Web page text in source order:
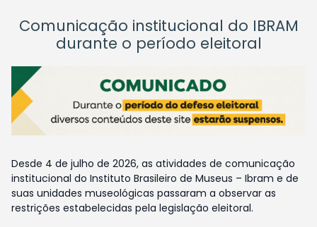
Comunicação institucional do IBRAM
durante o período eleitoral
Desde 4 de julho de 2026, as atividades de comunicação
institucional do Instituto Brasileiro de Museus – Ibram e de
suas unidades museológicas passaram a observar as
restrições estabelecidas pela legislação eleitoral.